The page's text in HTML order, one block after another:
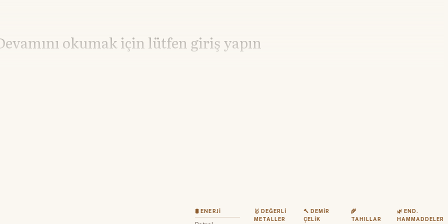
okumak için lütfen giriş yapın
🛢 ENERJI
🥇 DEĞERLI
METALLER
🔨 DEMIR
ÇELIK
🌾
TAHILLAR
🌿 END.
HAMMADDELER